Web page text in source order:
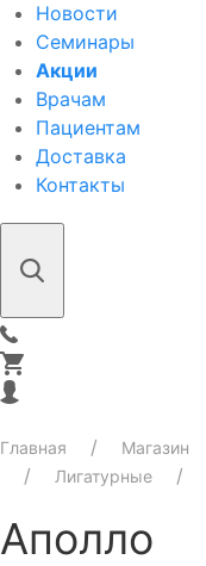
Новости
Семинары
Акции
Врачам
Пациентам
Доставка
Контакты
Главная Магазин
Лигатурные
Аполло